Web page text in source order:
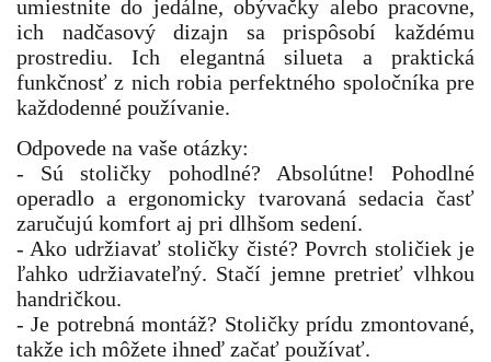
umiestnite do jedálne, obývačky alebo pracovne,
ich nadčasový dizajn sa prispôsobí každému
prostrediu. Ich elegantná silueta a praktická
funkčnosť z nich robia perfektného spoločníka pre
každodenné používanie.
Odpovede na vaše otázky:
- Sú stoličky pohodlné? Absolútne! Pohodlné
operadlo a ergonomicky tvarovaná sedacia časť
zaručujú komfort aj pri dlhšom sedení.
- Ako udržiavať stoličky čisté? Povrch stoličiek je
ľahko udržiavateľný. Stačí jemne pretrieť vlhkou
handričkou.
- Je potrebná montáž? Stoličky prídu zmontované,
takže ich môžete ihneď začať používať.